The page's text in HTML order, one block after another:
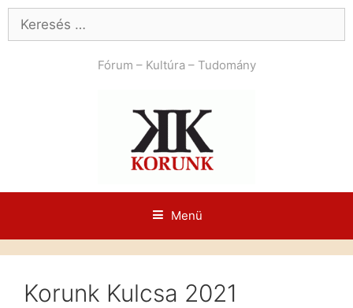
Kilépés
Keresés:
Fórum – Kultúra – Tudomány
Menü
Korunk Kulcsa 2021